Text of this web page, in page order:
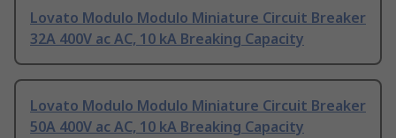
Lovato Modulo Modulo Miniature Circuit Breaker
32A 400V ac AC, 10 kA Breaking Capacity
Lovato Modulo Modulo Miniature Circuit Breaker
50A 400V ac AC, 10 kA Breaking Capacity